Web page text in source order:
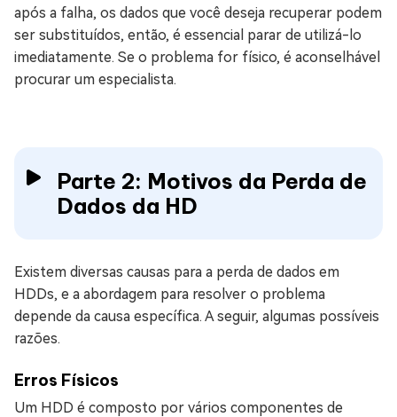
após a falha, os dados que você deseja recuperar podem
ser substituídos, então, é essencial parar de utilizá-lo
imediatamente. Se o problema for físico, é aconselhável
procurar um especialista.
Parte 2: Motivos da Perda de
Dados da HD
Existem diversas causas para a perda de dados em
HDDs, e a abordagem para resolver o problema
depende da causa específica. A seguir, algumas possíveis
razões.
Erros Físicos
Um HDD é composto por vários componentes de